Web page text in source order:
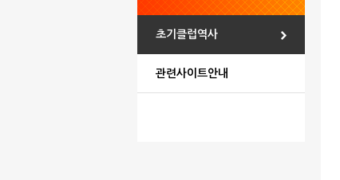
초기클럽역사
관련사이트안내